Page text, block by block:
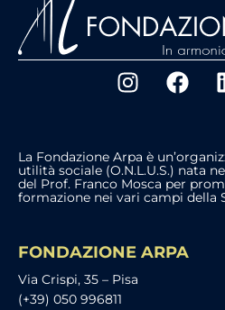
La Fondazione Arpa è
utilità sociale (O.N.L.U.S.) nata
del Prof. Franco Mosca per
formazione nei vari campi della
FONDAZIONE ARPA
Via Crispi, 35 – Pisa
(+39) 050 996811